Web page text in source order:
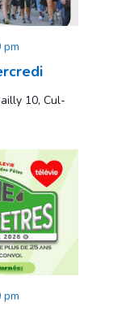
pm
10, Cul-
pm